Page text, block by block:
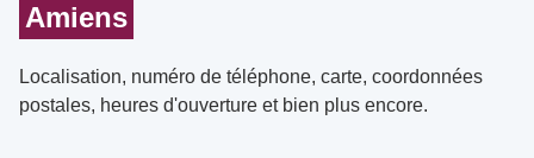
Amiens
Localisation, numéro de téléphone, carte, coordonnées
postales, heures d'ouverture et bien plus encore.